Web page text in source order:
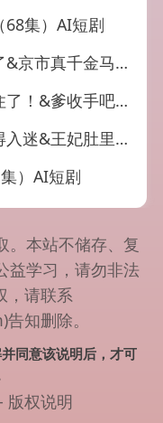
集）AI短剧
不住了（66集）AI短剧
要藏不住了（80集）AI短剧
听得入迷（104集）AI短剧
）AI短剧
。本站不储存、复
益学习，请勿非法
，请联系
知删除。
同意该说明后，才可
版权说明